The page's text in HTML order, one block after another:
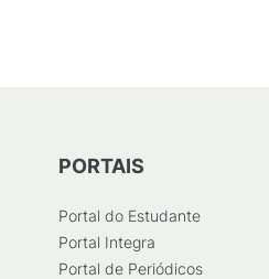
PORTAIS
Portal do Estudante
Portal Integra
Portal de Periódicos